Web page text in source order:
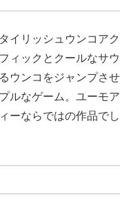
イリッシュウンコアク
ィックとクールなサウ
ウンコをジャンプさせ
ルなゲーム。ユーモア
ーならではの作品でし